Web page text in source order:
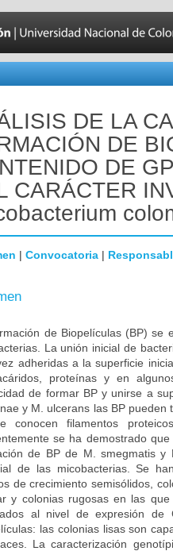
DE LA
DE
DE
CARÁCTER
| Convocatoria |
de Biopelículas (BP) se
La unión inicial de
adheridas a la superficie
proteínas y en
de formar BP y unirse a
y M. ulcerans las BP
conocen filamentos
se ha demostrado
de BP de M. smegmatis
de las micobacterias. Se
de crecimiento semisólidos,
y colonias rugosas en las
al nivel de expresión de
las colonias lisas son
La caracterización